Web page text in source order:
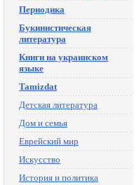
Периодика
Букинистическая
литература
Книги на украинском
языке
Tamizdat
Детская литература
Дом и семья
Еврейский мир
Искусство
История и политика